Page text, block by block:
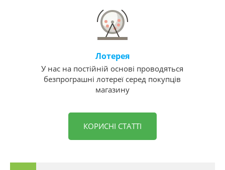
Лотерея
У нас на постійній основі проводяться
безпрограшні лотереї серед покупців
магазину
КОРИСНІ СТАТТІ